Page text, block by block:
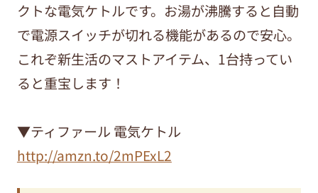
クトな電気ケトルです。お湯が沸騰すると自動
で電源スイッチが切れる機能があるので安心。
これぞ新生活のマストアイテム、1台持ってい
ると重宝します！
▼ティファール 電気ケトル
http://amzn.to/2mPExL2